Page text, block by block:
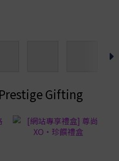
Gifting